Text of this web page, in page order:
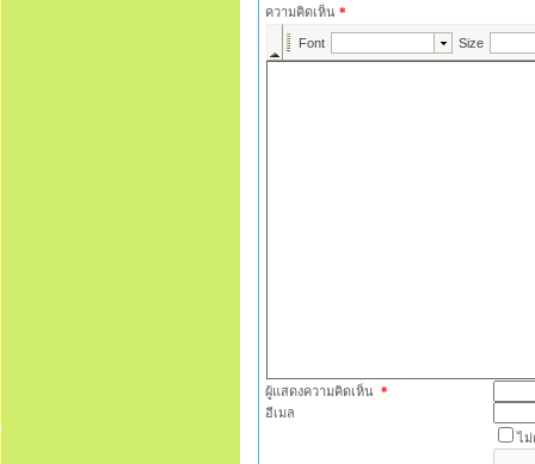
ความคิดเห็น *
ผู้แสดงความคิดเห็น *
อีเมล
ไม่